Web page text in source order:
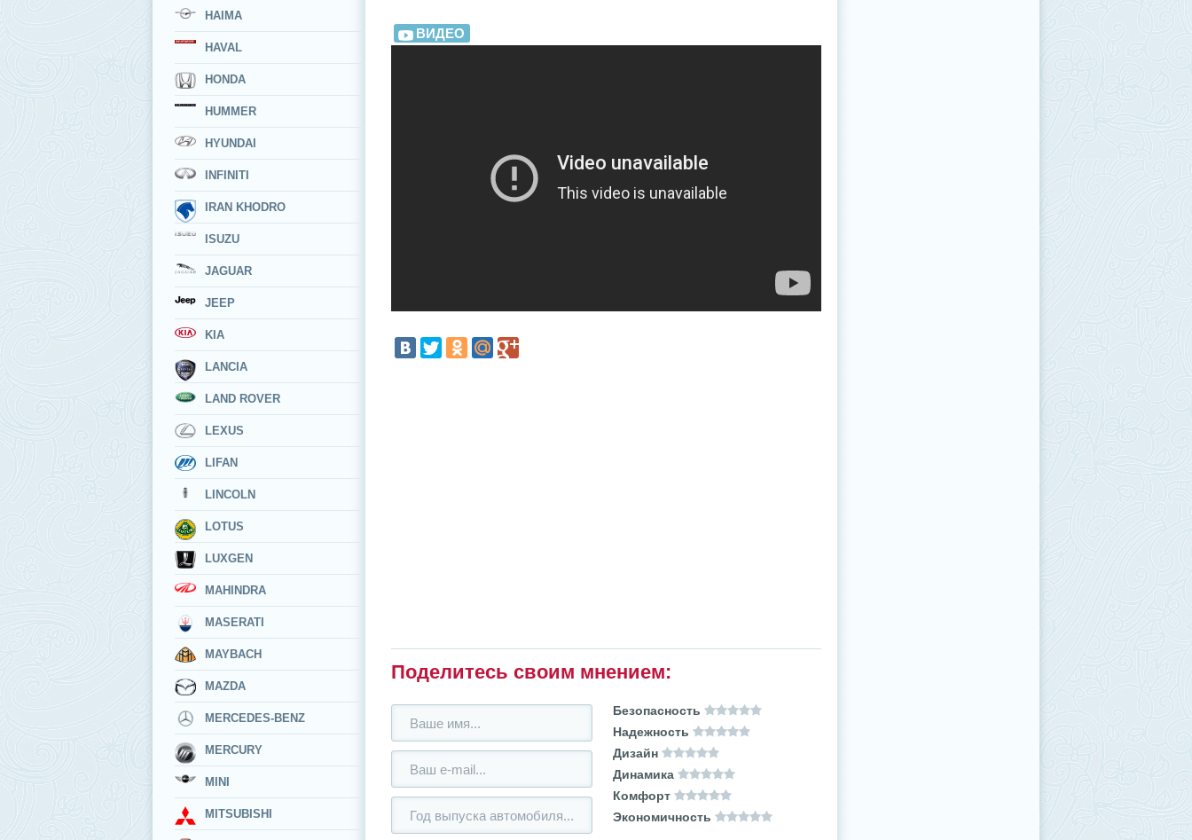
HAIMA
HAVAL
HONDA
HUMMER
HYUNDAI
INFINITI
IRAN KHODRO
ISUZU
JAGUAR
JEEP
KIA
LANCIA
LAND ROVER
LEXUS
LIFAN
LINCOLN
LOTUS
LUXGEN
MAHINDRA
MASERATI
MAYBACH
MAZDA
MERCEDES-BENZ
MERCURY
MINI
MITSUBISHI
ВИДЕО
Поделитесь своим мнением:
Безопасность
Надежность
Дизайн
Динамика
Комфорт
Экономичность